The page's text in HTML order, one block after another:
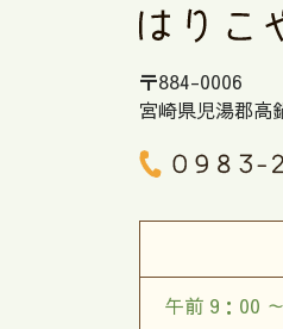
〒884-0006
宮崎県児湯郡高
午前 9：00